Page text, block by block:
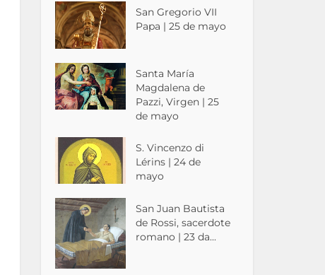
San Gregorio VII
Papa | 25 de mayo
Santa María
Magdalena de
Pazzi, Virgen | 25
de mayo
S. Vincenzo di
Lérins | 24 de
mayo
San Juan Bautista
de Rossi, sacerdote
romano | 23 da...